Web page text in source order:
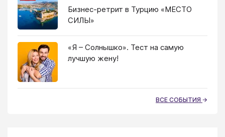
Бизнес-ретрит в Турцию «МЕСТО
СИЛЫ»
«Я – Солнышко». Тест на самую
лучшую жену!
ВСЕ СОБЫТИЯ